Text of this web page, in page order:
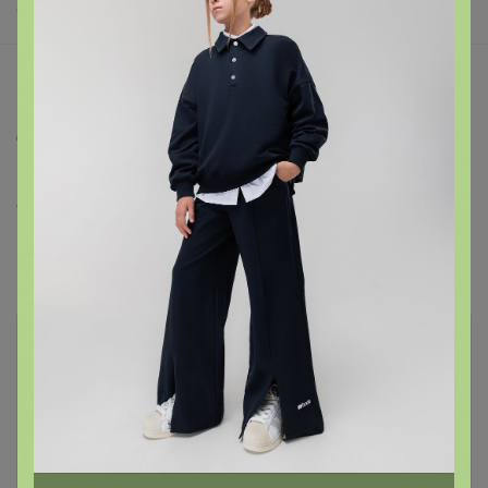
9. Платья, сарафаны, летние костюмы
Джинсовые удлиненные шорты бермуды
37/18/300
Комментарии